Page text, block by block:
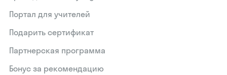
Портал для учителей
Подарить сертификат
Партнерская программа
Бонус за рекомендацию